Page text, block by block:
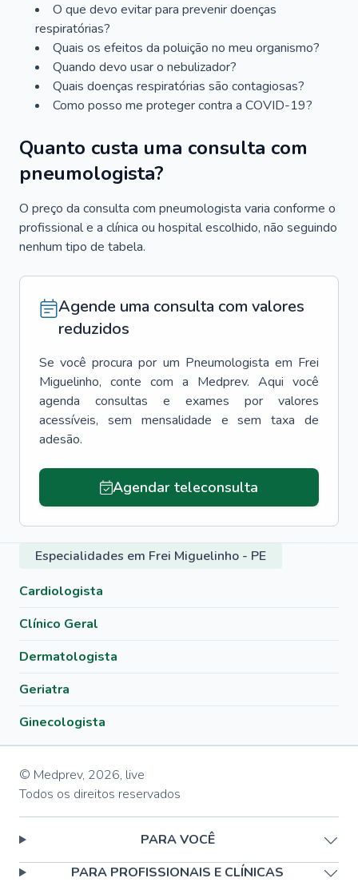
O que devo evitar para prevenir doenças
respiratórias?
Quais os efeitos da poluição no meu organismo?
Quando devo usar o nebulizador?
Quais doenças respiratórias são contagiosas?
Como posso me proteger contra a COVID-19?
Quanto custa uma consulta com
pneumologista?
O preço da consulta com pneumologista varia conforme o
profissional e a clínica ou hospital escolhido, não seguindo
nenhum tipo de tabela.
Agende uma consulta com valores
reduzidos
Se você procura por um Pneumologista em Frei
Miguelinho, conte com a Medprev. Aqui você
agenda consultas e exames por valores
acessíveis, sem mensalidade e sem taxa de
adesão.
Agendar teleconsulta
Especialidades em Frei Miguelinho - PE
Cardiologista
Clínico Geral
Dermatologista
Geriatra
Ginecologista
© Medprev, 2026, live
Todos os direitos reservados
PARA VOCÊ
PARA PROFISSIONAIS E CLÍNICAS